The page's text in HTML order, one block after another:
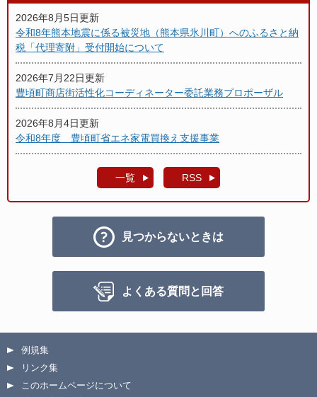
2026年8月5日更新
令和8年熊本地震に係る被災地（熊本県氷川町）へのふるさと納
税「代理寄附」受付開始について
2026年7月22日更新
豊頃町商店街活性化コーディネーター委託業務プロポーザル
2026年8月4日更新
令和8年度 豊頃町省エネ家電買換え支援事業
一覧 RSS
見つからないときは
よくある質問と回答
例規集
リンク集
このホームページについて